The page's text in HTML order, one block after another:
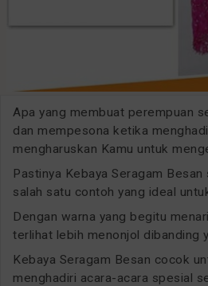
Apa yang membuat perempuan
dan mempesona ketika
mengharuskan Kamu untuk
Pastinya Kebaya Seragam
salah satu contoh yang ideal
Dengan warna yang begitu
terlihat lebih menonjol dibanding
Kebaya Seragam Besan cocok
menghadiri acara-acara spesial